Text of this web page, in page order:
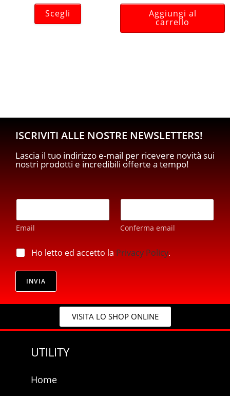
Scegli Aggiungi al
carrello
ISCRIVITI ALLE NOSTRE NEWSLETTERS!
Lascia il tuo indirizzo e-mail per ricevere novità sui
nostri prodotti e incredibili offerte a tempo!
v
y
r
v
a
p
E
a
i
*
Email Conferma email
p
i
a
Ho letto ed accetto la Privacy Policy.
INVIA
VISITA LO SHOP ONLINE
UTILITY
Home